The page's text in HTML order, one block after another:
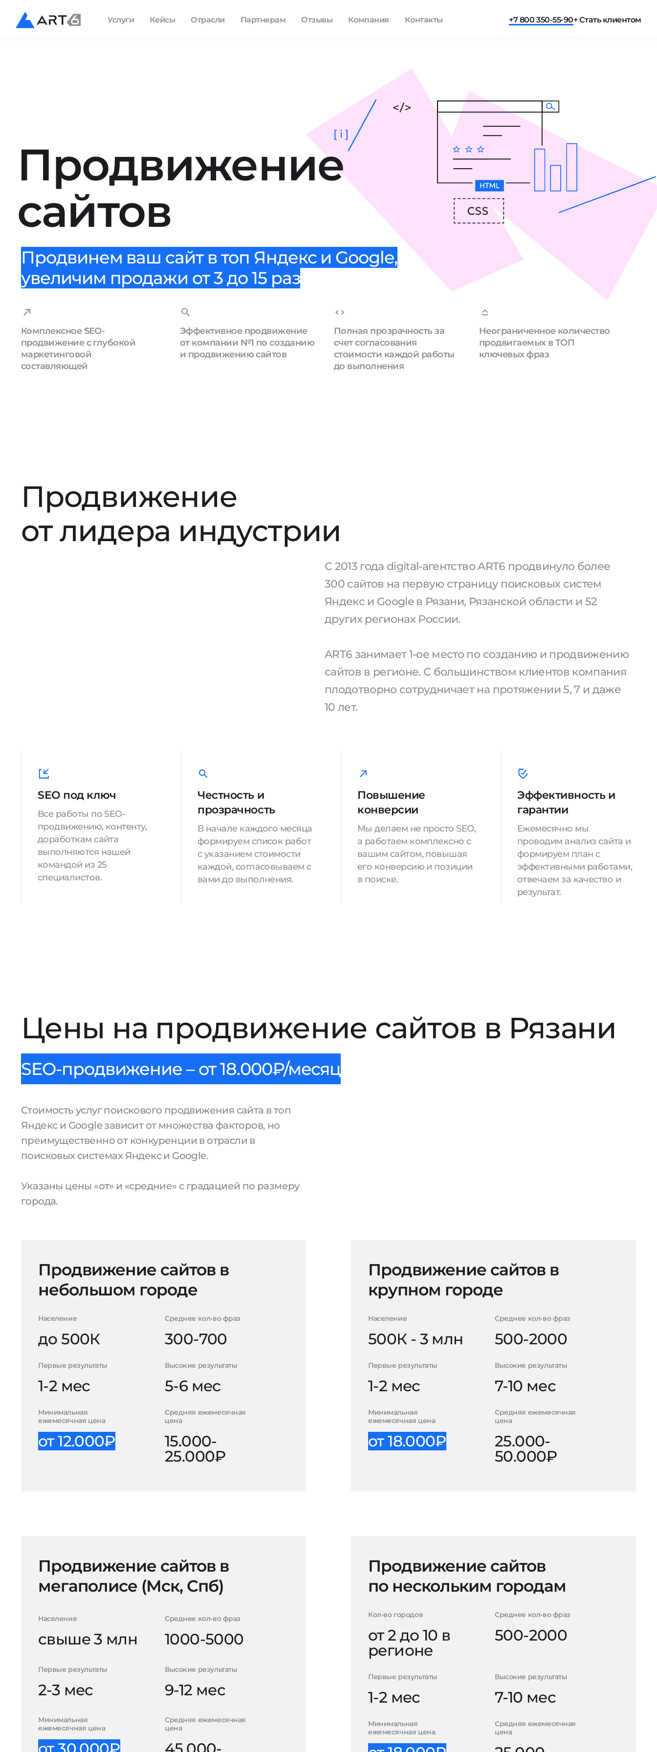
Услуги Кейсы Отрасли Партнерам Отзывы Компания Контакты +7 800 350-55-90+ Стать клиентом
Продвижение
сайтов
[ i ]
Продвинем ваш сайт в топ Яндекс и Google,
увеличим продажи от 3 до 15 раз
Комплексное SEO-
продвижение с глубокой
маркетинговой
составляющей
Эффективное продвижение
от компании №1 по созданию
и продвижению сайтов
Полная прозрачность за
счет согласования
стоимости каждой работы
до выполнения
Неограниченное количество
продвигаемых в ТОП
ключевых фраз
Продвижение
от лидера индустрии
С 2013 года digital-агентство ART6 продвинуло более
300 сайтов на первую страницу поисковых систем
Яндекс и Google в Рязани, Рязанской области и 52
других регионах России.
ART6 занимает 1-ое место по созданию и продвижению
сайтов в регионе. С большинством клиентов компания
плодотворно сотрудничает на протяжении 5, 7 и даже
10 лет.
SEO под ключ
Все работы по SEO-
продвижению, контенту,
доработкам сайта
выполняются нашей
командой из 25
специалистов.
Честность и
прозрачность
В начале каждого месяца
формируем список работ
с указанием стоимости
каждой, согласовываем с
вами до выполнения.
Повышение
конверсии
Мы делаем не просто SEO,
а работаем комплексно с
вашим сайтом, повышая
его конверсию и позиции
в поиске.
Эффективность и
гарантии
Ежемесячно мы
проводим анализ сайта и
формируем план с
эффективными работами,
отвечаем за качество и
результат.
Цены на продвижение сайтов в Рязани
SEO-продвижение – от 18.000₽/месяц
Стоимость услуг поискового продвижения сайта в топ
Яндекс и Google зависит от множества факторов, но
преимущественно от конкуренции в отрасли в
поисковых системах Яндекс и Google.
Указаны цены «от» и «средние» с градацией по размеру
города.
Продвижение сайтов в
небольшом городе
Население
до 500К
Среднее кол-во фраз
300-700
Первые результаты
1-2 мес
Высокие результаты
5-6 мес
Минимальная
ежемесячная цена
от 12.000₽
Средняя ежемесячная
цена
15.000-
25.000₽
Продвижение сайтов в
крупном городе
Население
500К - 3 млн
Среднее кол-во фраз
500-2000
Первые результаты
1-2 мес
Высокие результаты
7-10 мес
Минимальная
ежемесячная цена
от 18.000₽
Средняя ежемесячная
цена
25.000-
50.000₽
Продвижение сайтов в
мегаполисе (Мск, Спб)
Население
свыше 3 млн
Среднее кол-во фраз
1000-5000
Первые результаты
2-3 мес
Высокие результаты
9-12 мес
Минимальная
ежемесячная цена
Средняя ежемесячная
цена
Продвижение сайтов
по нескольким городам
Кол-во городов
от 2 до 10 в
регионе
Среднее кол-во фраз
500-2000
Первые результаты
1-2 мес
Высокие результаты
7-10 мес
Минимальная
ежемесячная цена
Средняя ежемесячная
цена